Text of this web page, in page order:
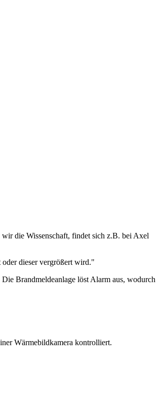
wir die Wissenschaft, findet sich z.B. bei Axel
oder dieser vergrößert wird."
Brandmeldeanlage löst Alarm aus, wodurch
Wärmebildkamera kontrolliert.